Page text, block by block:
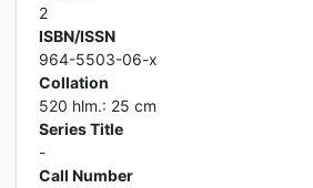
2
ISBN/ISSN
964-5503-06-x
Collation
520 hlm.: 25 cm
Series Title
-
Call Number